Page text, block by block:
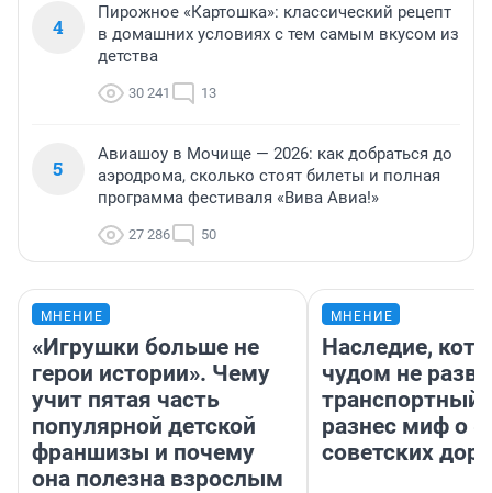
4
Пирожное «Картошка»: классический рецепт
в домашних условиях с тем самым вкусом из
детства
30 241 13
5
Авиашоу в Мочище — 2026: как добраться до
аэродрома, сколько стоят билеты и полная
программа фестиваля «Вива Авиа!»
27 286 50
МНЕНИЕ
«Игрушки больше не
герои истории». Чему
учит пятая часть
популярной детской
франшизы и почему
она полезна взрослым
МНЕНИЕ
Наследие,
чудом не
транспортный
разнес миф о
советских